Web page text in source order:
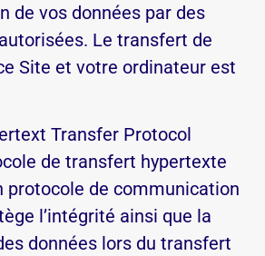
de vos données par des
Le transfert de
Site et votre ordinateur est
Transfer Protocol
de transfert hypertexte
protocole de communication
l’intégrité ainsi que la
données lors du transfert